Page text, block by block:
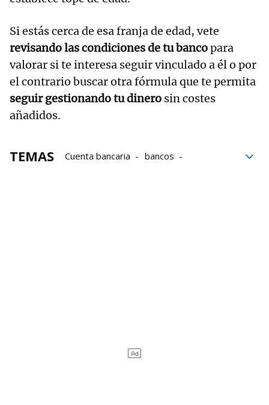
Si estás cerca de esa franja de edad, vete
revisando las condiciones de tu bancopara
valorar si te interesa seguir vinculado a él o por
el contrario buscar otra fórmula que te permita
seguir gestionando tu dinero sin costes
añadidos.
TEMAS Cuenta bancaria
bancos